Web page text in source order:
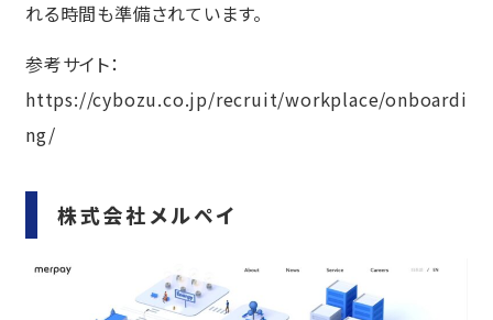
れる時間も準備されています。
参考サイト：
https://cybozu.co.jp/recruit/workplace/onboardi
ng/
株式会社メルペイ